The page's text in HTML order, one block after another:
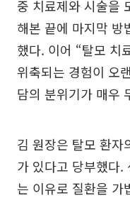
중 치료제와 시술을
해본 끝에 마지막 방
했다. 이어 “탈모 치
위축되는 경험이 오
담의 분위기가 매우
김 원장은 탈모 환자
가 있다고 당부했다.
는 이유로 질환을 가